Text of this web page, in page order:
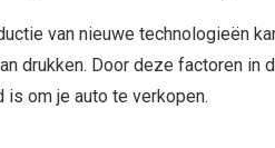
van nieuwe technologieën
drukken. Door deze factoren in
is om je auto te verkopen.